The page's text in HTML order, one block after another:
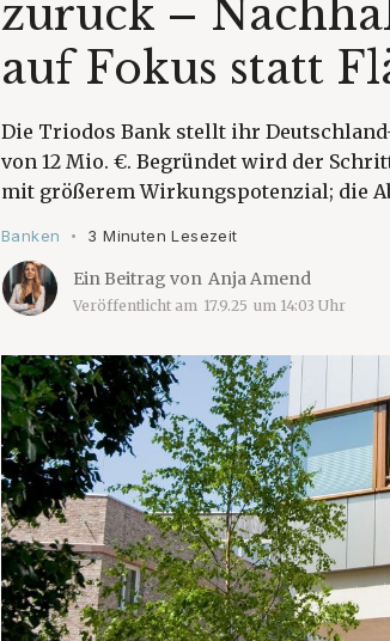
zurück –
auf Fokus statt
Die Triodos Bank stellt ihr
von 12 Mio. €. Begründet wird der
mit größerem Wirkungspotenzial; die
Banken • 3 Minuten Lesezeit
Ein Beitrag von Anja Amend
Veröffentlicht am 17.9.25 um 14:03 Uhr